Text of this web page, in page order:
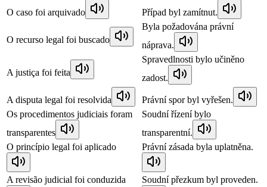
O caso foi arquivado Případ byl zamítnut.
O recurso legal foi buscado
Byla požadována právní
náprava.
A justiça foi feita
Spravedlnosti bylo učiněno
zadost.
A disputa legal foi resolvida
Právní spor byl vyřešen.
Os procedimentos judiciais foram
transparentes
Soudní řízení bylo
transparentní.
O princípio legal foi aplicado
Právní zásada byla uplatněna.
A revisão judicial foi conduzida Soudní přezkum byl proveden.